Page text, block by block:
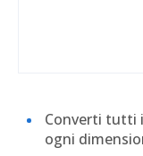
Converti tutti
ogni